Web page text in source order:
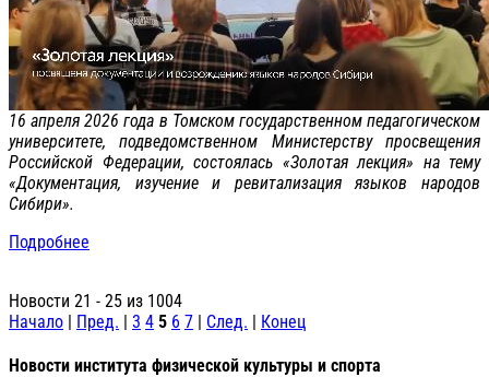
16 апреля 2026 года в Томском государственном педагогическом
университете, подведомственном Министерству просвещения
Российской Федерации, состоялась «Золотая лекция» на тему
«Документация, изучение и ревитализация языков народов
Сибири».
Подробнее
Новости 21 - 25 из 1004
Начало | Пред. | 3 4 5 6 7 | След. | Конец
Новости института физической культуры и спорта